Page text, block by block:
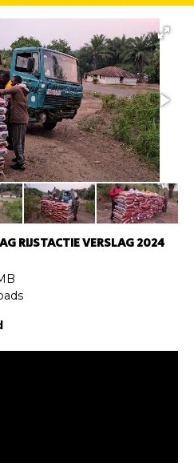
RIJSTACTIE VERSLAG 2024